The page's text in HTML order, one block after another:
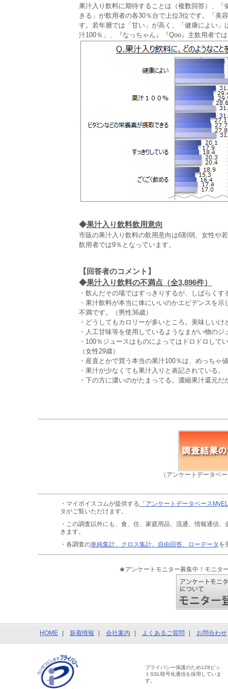
果汁入り飲料に期待することは（複数回答）、
きる」が飲用者の各30％台で上位3位です。「美
す。若年層では「甘い」が高く、「健康によい
汁100％」、『なっちゃん』『Qoo』主飲用者で
◆果汁入り飲料飲用意向
市販の果汁入り飲料の飲用意向は6割弱、女性や
飲用者では9％となっています。
【回答者のコメント】
◆果汁入り飲料の不満点（全3,896件）
・飲んだその場ではすっきりするが、しばらく
・果汁飲料が本当に体にいいのかエビデンスを
不満です。（男性36歳）
・どうしてもカロリーが多いところ。美味しい
・人工甘味等を使用しているようなまがい物の
・100％ジュースはものによってはドロドロし
（女性29歳）
・産直とかで買う本当の果汁100％は、めっちゃ
・果汁が少なくても果汁入りと表記されている。
・下の方に濃いのがたまってる。濃縮果汁還元
（アンケートデータベ
・マイボイスコムが提供する 「アンケートデータベース
タがご覧いただけます。
・この調査以外にも、食、住、家庭用品、流通、情報通信、
きます。
・各調査の単純集計、クロス集計、自由回答、ローデータ を
★アンケートモニター募集中！モニタ
HOME 新着情報 会社案内 よくあるご質問 お問合わせ
プライバシー保護のため128ビッ
トSSL暗号化通信を採用していま
す。